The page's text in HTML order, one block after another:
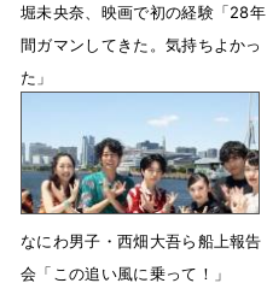
堀未央奈、映画で初の経験「28年
間ガマンしてきた。気持ちよかっ
た」
なにわ男子・西畑大吾ら船上報告
会「この追い風に乗って！」